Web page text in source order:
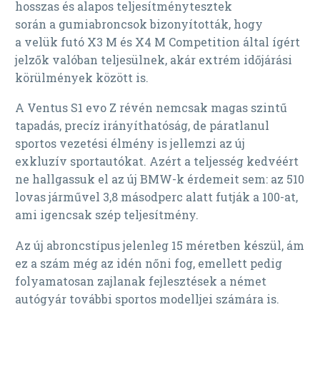
hosszas és alapos teljesítménytesztek
során a gumiabroncsok bizonyították, hogy
a velük futó X3 M és X4 M Competition által ígért
jelzők valóban teljesülnek, akár extrém időjárási
körülmények között is.
A Ventus S1 evo Z révén nemcsak magas szintű
tapadás, precíz irányíthatóság, de páratlanul
sportos vezetési élmény is jellemzi az új
exkluzív sportautókat. Azért a teljesség kedvéért
ne hallgassuk el az új BMW-k érdemeit sem: az 510
lovas járművel 3,8 másodperc alatt futják a 100-at,
ami igencsak szép teljesítmény.
Az új abroncstípus jelenleg 15 méretben készül, ám
ez a szám még az idén nőni fog, emellett pedig
folyamatosan zajlanak fejlesztések a német
autógyár további sportos modelljei számára is.